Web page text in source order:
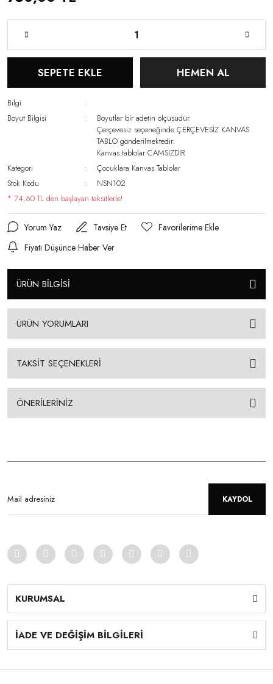
SEPETE EKLE HEMEN AL
Bilgi
Boyut Bilgisi
Boyutlar bir adetin ölçüsüdür.
Çerçevesiz seçeneğinde ÇERÇEVESİZ KANVAS
TABLO gönderilmektedir.
Kanvas tablolar CAMSIZDIR
Kategori
Çocuklara Kanvas Tablolar
Stok Kodu
NSN102
* 74,60 TL den başlayan taksitlerle!
Yorum Yaz
Tavsiye Et
Fiyatı Düşünce Haber Ver
ÜRÜN BİLGİSİ
ÜRÜN YORUMLARI
TAKSİT SEÇENEKLERİ
ÖNERİLERİNİZ
KAYDOL
KURUMSAL
İADE VE DEĞİŞİM BİLGİLERİ